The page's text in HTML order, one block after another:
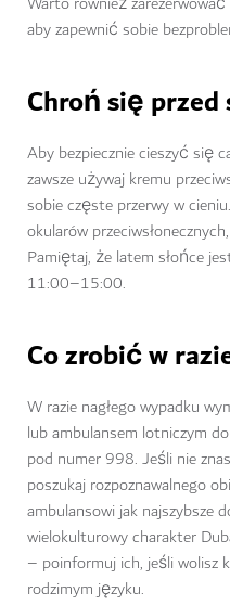
aby zapewnić sobie
Chroń się przed
Aby bezpiecznie cieszyć się
zawsze używaj kremu
sobie częste przerwy w
okularów
Pamiętaj, że latem słońce
11:00–15:00.
Co zrobić w
W razie nagłego wypadku
lub ambulansem lotniczym
pod numer 998. Jeśli nie
poszukaj rozpoznawalnego
ambulansowi jak najszybsze
wielokulturowy charakter
– poinformuj ich, jeśli wolisz
rodzimym języku.